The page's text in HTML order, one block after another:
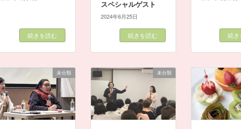
続きを読む
スペシャルゲスト
2024年6月25日
続きを読む 続
未分類 未分類